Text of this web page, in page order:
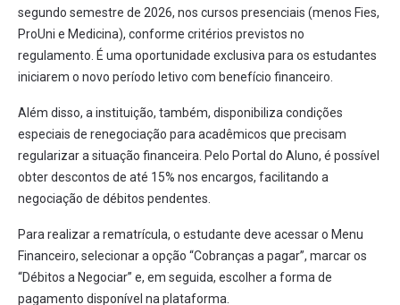
segundo semestre de 2026, nos cursos presenciais (menos Fies,
ProUni e Medicina), conforme critérios previstos no
regulamento. É uma oportunidade exclusiva para os estudantes
iniciarem o novo período letivo com benefício financeiro.
Além disso, a instituição, também, disponibiliza condições
especiais de renegociação para acadêmicos que precisam
regularizar a situação financeira. Pelo Portal do Aluno, é possível
obter descontos de até 15% nos encargos, facilitando a
negociação de débitos pendentes.
Para realizar a rematrícula, o estudante deve acessar o Menu
Financeiro, selecionar a opção “Cobranças a pagar”, marcar os
“Débitos a Negociar” e, em seguida, escolher a forma de
pagamento disponível na plataforma.